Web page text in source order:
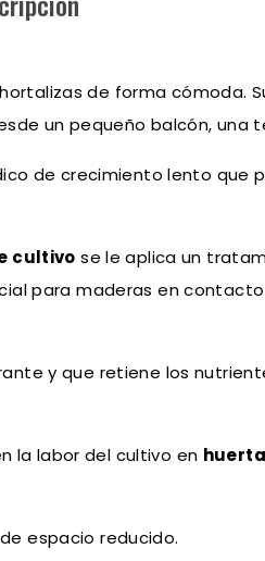
de forma cómoda.
un pequeño balcón, una
de crecimiento lento que
cultivo se le aplica un
para maderas en
y que retiene los
la labor del cultivo en
espacio reducido.